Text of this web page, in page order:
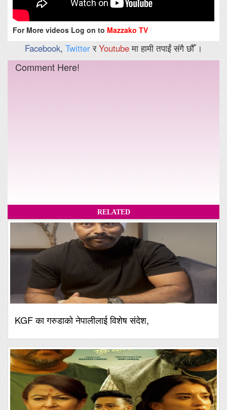
For More videos Log on to Mazzako TV
Facebook, TwitterरYoutubeमा हामी तपाईं संगै छौँ ।
Comment Here!
RELATED
KGF का गरुडाको नेपालीलाई विशेष संदेश,